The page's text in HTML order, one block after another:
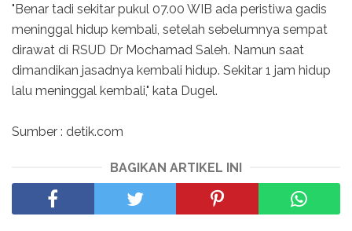
"Benar tadi sekitar pukul 07.00 WIB ada peristiwa gadis
meninggal hidup kembali, setelah sebelumnya sempat
dirawat di RSUD Dr Mochamad Saleh. Namun saat
dimandikan jasadnya kembali hidup. Sekitar 1 jam hidup
lalu meninggal kembali," kata Dugel.
Sumber : detik.com
BAGIKAN ARTIKEL INI